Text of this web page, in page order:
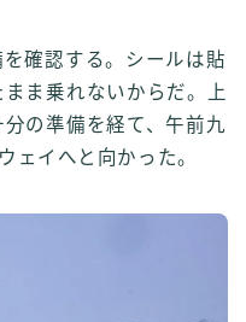
確認する。シールは貼
ま乗れないからだ。上
の準備を経て、午前九
ェイへと向かった。